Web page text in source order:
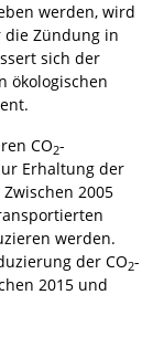
werden, wird
Zündung in
sich der
ökologischen
CO2-
Erhaltung der
2005
werden.
der CO2-
2015 und